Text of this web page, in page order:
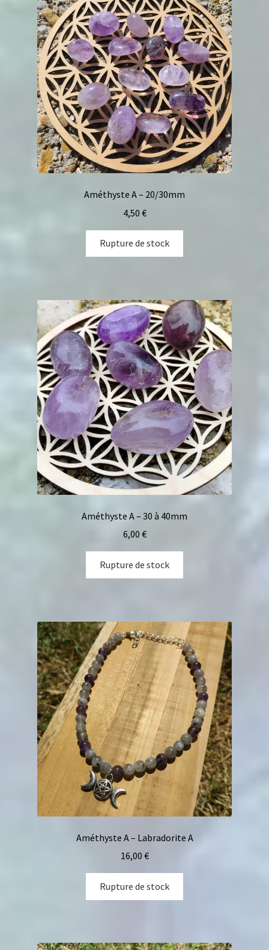
Améthyste A – 20/30mm
4,50 €
Rupture de stock
Améthyste A – 30 à 40mm
6,00 €
Rupture de stock
Améthyste A – Labradorite A
16,00 €
Rupture de stock